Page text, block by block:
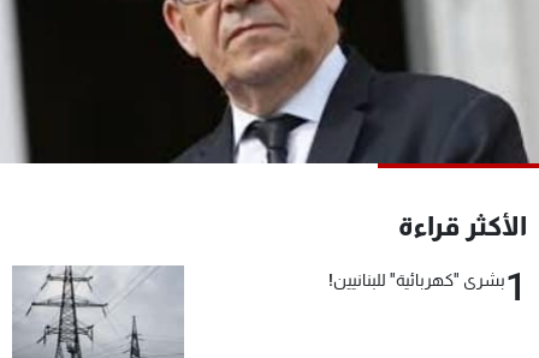
الأكثر قراءة
1بشرى "كهربائية" للبنانيين!
البرامج
جدول البرامج
شاهد البرامج
عن MTV
الإنـتـاج